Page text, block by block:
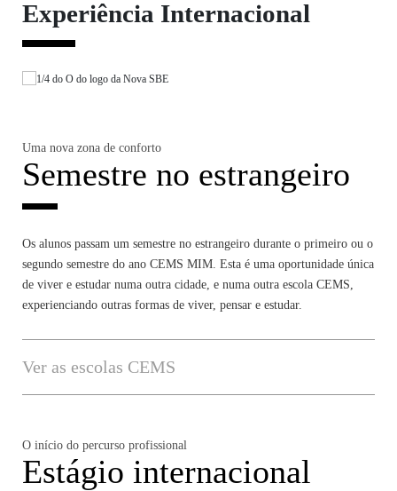
Experiência Internacional
Uma nova zona de conforto
Semestre no estrangeiro
Os alunos passam um semestre no estrangeiro durante o primeiro ou o
segundo semestre do ano CEMS MIM. Esta é uma oportunidade única
de viver e estudar numa outra cidade, e numa outra escola CEMS,
experienciando outras formas de viver, pensar e estudar.
Ver as escolas CEMS
O início do percurso profissional
Estágio internacional